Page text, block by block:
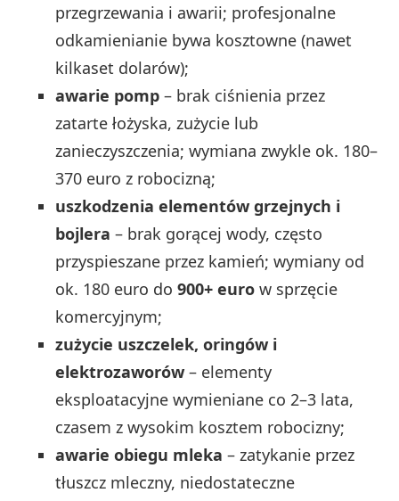
przegrzewania i awarii; profesjonalne
odkamienianie bywa kosztowne (nawet
kilkaset dolarów);
awarie pomp – brak ciśnienia przez
zatarte łożyska, zużycie lub
zanieczyszczenia; wymiana zwykle ok. 180–
370 euro z robocizną;
uszkodzenia elementów grzejnych i
bojlera – brak gorącej wody, często
przyspieszane przez kamień; wymiany od
ok. 180 euro do900+ euro w sprzęcie
komercyjnym;
zużycie uszczelek, oringów i
elektrozaworów – elementy
eksploatacyjne wymieniane co 2–3 lata,
czasem z wysokim kosztem robocizny;
awarie obiegu mleka – zatykanie przez
tłuszcz mleczny, niedostateczne